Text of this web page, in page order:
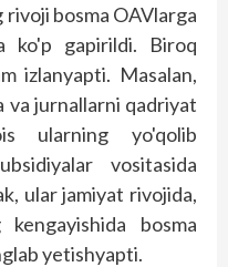
bosma OAVlarga
ko'p gapirildi. Biroq
izlanyapti. Masalan,
va jurnallarni qadriyat
ularning yo'qolib
vositasida
ular jamiyat rivojida,
kengayishida bosma
yetishyapti.